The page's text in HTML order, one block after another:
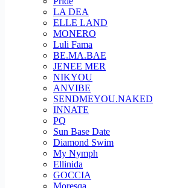
LA DEA
ELLE LAND
MONERO
Luli Fama
BE.MA.BAE
JENEE MER
NIKYOU
ANVIBE
SENDMEYOU.NAKED
INNATE
PQ
Sun Base Date
Diamond Swim
My Nymph
Ellinida
GOCCIA
Moresqa